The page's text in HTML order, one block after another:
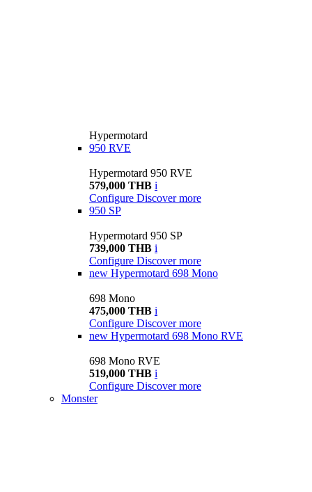
Hypermotard
950 RVE
Hypermotard 950 RVE
579,000 THB i
Configure Discover more
950 SP
Hypermotard 950 SP
739,000 THB i
Configure Discover more
new Hypermotard 698 Mono
698 Mono
475,000 THB i
Configure Discover more
new Hypermotard 698 Mono RVE
698 Mono RVE
519,000 THB i
Configure Discover more
Monster